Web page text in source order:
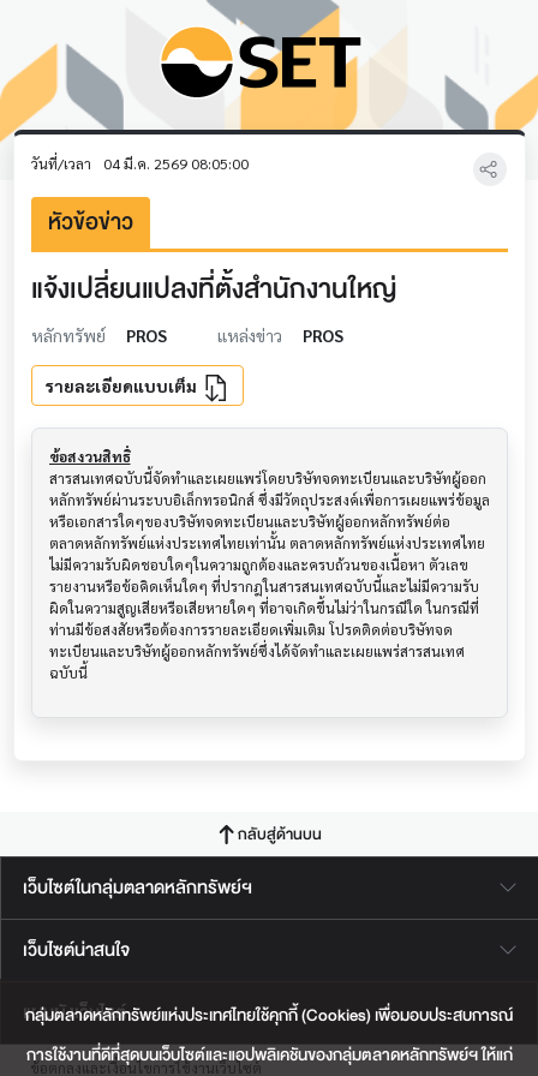
กลุ่มตลาดหลักทรัพย์แห่งประเทศไทยใช้คุกกี้ (Cookies) เพื่อมอบประสบการณ์
การใช้งานที่ดีที่สุดบนเว็บไซต์และแอปพลิเคชันของกลุ่มตลาดหลักทรัพย์ฯ ให้แก่
วันที่/เวลา 04 มี.ค. 2569 08:05:00
หัวข้อข่าว
แจ้งเปลี่ยนแปลงที่ตั้งสำนักงานใหญ่
หลักทรัพย์ PROS แหล่งข่าว PROS
รายละเอียดแบบเต็ม
ข้อสงวนสิทธิ์
สารสนเทศฉบับนี้จัดทำและเผยแพร่โดยบริษัทจดทะเบียนและบริษัทผู้ออก
หลักทรัพย์ผ่านระบบอิเล็กทรอนิกส์ ซึ่งมีวัตถุประสงค์เพื่อการเผยแพร่ข้อมูล
หรือเอกสารใดๆของบริษัทจดทะเบียนและบริษัทผู้ออกหลักทรัพย์ต่อ
ตลาดหลักทรัพย์แห่งประเทศไทยเท่านั้น ตลาดหลักทรัพย์แห่งประเทศไทย
ไม่มีความรับผิดชอบใดๆในความถูกต้องและครบถ้วนของเนื้อหา ตัวเลข
รายงานหรือข้อคิดเห็นใดๆ ที่ปรากฎในสารสนเทศฉบับนี้และไม่มีความรับ
ผิดในความสูญเสียหรือเสียหายใดๆ ที่อาจเกิดขึ้นไม่ว่าในกรณีใด ในกรณีที่
ท่านมีข้อสงสัยหรือต้องการรายละเอียดเพิ่มเติม โปรดติดต่อบริษัทจด
ทะเบียนและบริษัทผู้ออกหลักทรัพย์ซึ่งได้จัดทำและเผยแพร่สารสนเทศ
ฉบับนี้
กลับสู่ด้านบน
เว็บไซต์ในกลุ่มตลาดหลักทรัพย์ฯ
เว็บไซต์น่าสนใจ
แผนผังเว็บไซต์
ข้อตกลงและเงื่อนไขการใช้งานเว็บไซต์